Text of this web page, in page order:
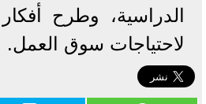
الدراسية، وطرح أفكار
لاحتياجات سوق العمل.